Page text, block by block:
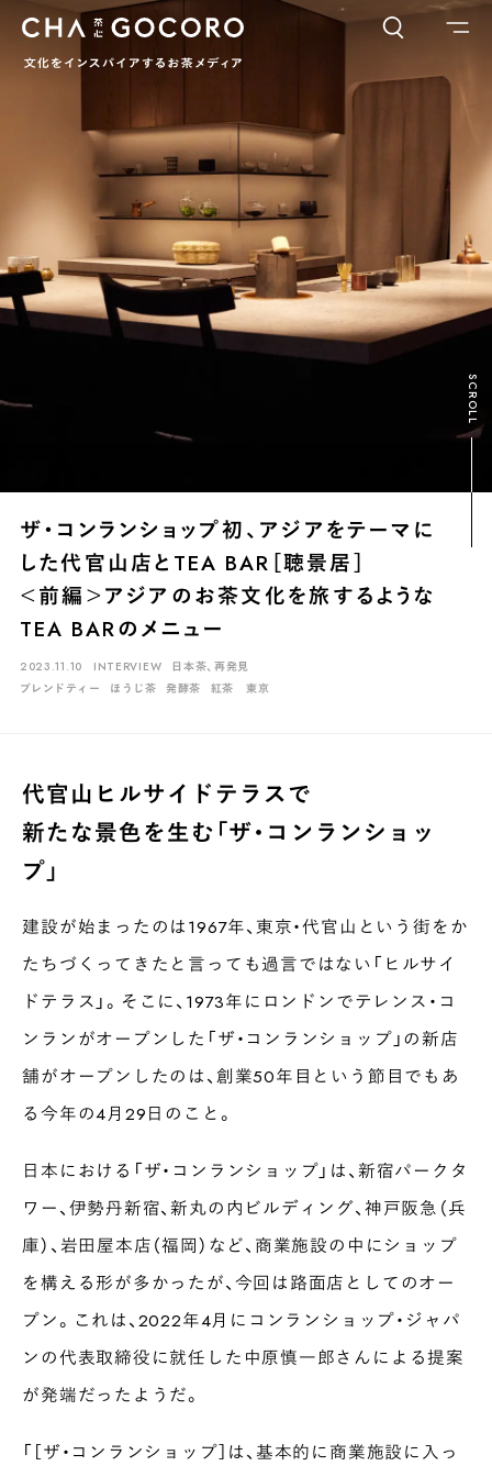
ワードでさがす
カテゴリでさがす
INTERVIEW CHAGOCORO TALK イベント 日本茶、再発見
茶と食 茶のつくり手たち Ocha SURU? Lab.
COLUMN
COLOURS BY CHAGOCORO
ブレンドティー 釜炒り茶 番茶 台湾茶 抹茶
ハーブティー 白葉茶 玉露 茎茶 碾茶 中国茶
白茶 烏龍茶 ミルクティー
場所でさがす
岐阜 愛知 三重 鹿児島 長崎
香川 岡山 広島
ザ・コンランショップ初、アジアをテーマに
した代官山店とTEA BAR［聴景居］
＜前編＞アジアのお茶文化を旅するような
TEA BARのメニュー
2023.11.10 INTERVIEW
日本茶、再発見
ブレンドティー
ほうじ茶 発酵茶 紅茶 東京
SCROLL
代官山ヒルサイドテラスで
新たな景色を生む「ザ・コンランショッ
プ」
建設が始まったのは1967年、東京・代官山という街をか
たちづくってきたと言っても過言ではない「ヒルサイ
ドテラス」。そこに、1973年にロンドンでテレンス・コ
ンランがオープンした「ザ・コンランショップ」の新店
舗がオープンしたのは、創業50年目という節目でもあ
る今年の4月29日のこと。
日本における「ザ・コンランショップ」は、新宿パークタ
ワー、伊勢丹新宿、新丸の内ビルディング、神戸阪急（兵
庫）、岩田屋本店（福岡）など、商業施設の中にショップ
を構える形が多かったが、今回は路面店としてのオー
プン。これは、2022年4月にコンランショップ・ジャパ
ンの代表取締役に就任した中原慎一郎さんによる提案
が発端だったようだ。
「［ザ・コンランショップ］は、基本的に商業施設に入っ